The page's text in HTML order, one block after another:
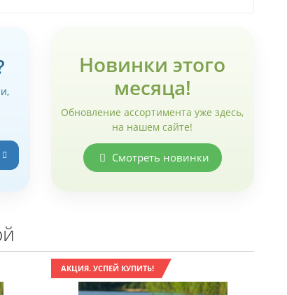
Новинки этого
месяца!
Обновление ассортимента уже здесь,
на нашем сайте!
Смотреть новинки
АКЦИЯ. УСПЕЙ КУПИТЬ!